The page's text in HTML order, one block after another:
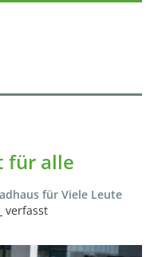
für alle
für Viele Leute
verfasst